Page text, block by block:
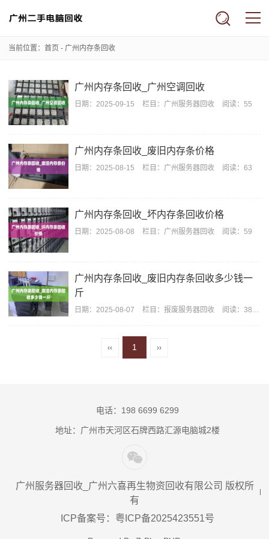
当前位置： 首页 - 广州内存条回收
广州内存条回收_广州空调回收
日期： 2025-09-15 栏目： 广州服务器回收 阅读：55
广州内存条回收_废旧内存条价格
日期： 2025-08-15 栏目： 广州服务器回收 阅读：63
广州内存条回收_坏内存条回收价格
日期： 2025-08-08 栏目： 广州服务器回收 阅读：59
广州内存条回收_废旧内存条回收多少钱一
斤
日期： 2025-08-07 栏目： 报废服务器回收 阅读：385
‹‹ 1 ››
电话：198 6699 6299
地址：广州市天河区石牌西路汇源电脑城2楼
广州服务器回收_广州六喜再生物资回收有限公司 版权所
有
ICP备案号：粤ICP备2025423551号